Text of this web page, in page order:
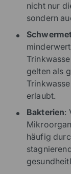
nicht nur
sondern
gelten als
erlaubt.
Bakterien:
häufig